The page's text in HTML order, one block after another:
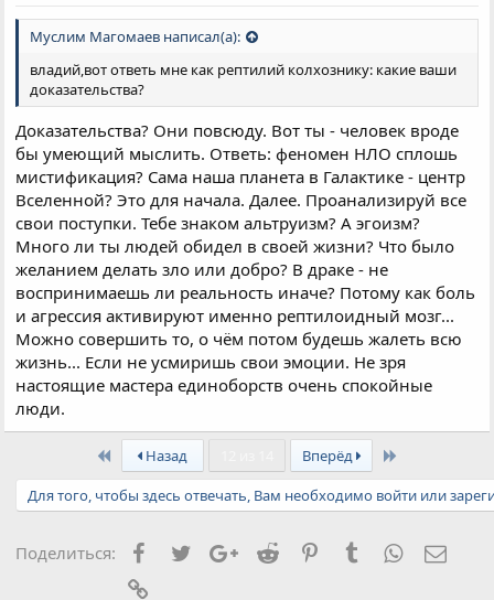
Муслим Магомаев написал(а):
владий,вот ответь мне как рептилий колхознику: какие ваши
доказательства?
Доказательства? Они повсюду. Вот ты - человек вроде
бы умеющий мыслить. Ответь: феномен НЛО сплошь
мистификация? Сама наша планета в Галактике - центр
Вселенной? Это для начала. Далее. Проанализируй все
свои поступки. Тебе знаком альтруизм? А эгоизм?
Много ли ты людей обидел в своей жизни? Что было
желанием делать зло или добро? В драке - не
воспринимаешь ли реальность иначе? Потому как боль
и агрессия активируют именно рептилоидный мозг...
Можно совершить то, о чём потом будешь жалеть всю
жизнь... Если не усмиришь свои эмоции. Не зря
настоящие мастера единоборств очень спокойные
люди.
First Назад Вперёд
Для того, чтобы здесь отвечать, Вам необходимо войти или
Поделиться: Facebook
TwitterGoogle+
Reddit PinterestTumblrWhatsApp